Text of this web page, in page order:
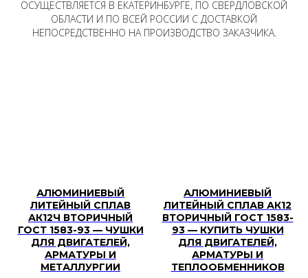
ОСУЩЕСТВЛЯЕТСЯ В ЕКАТЕРИНБУРГЕ, ПО СВЕРДЛОВСКОЙ
ОБЛАСТИ И ПО ВСЕЙ РОССИИ С ДОСТАВКОЙ
НЕПОСРЕДСТВЕННО НА ПРОИЗВОДСТВО ЗАКАЗЧИКА.
АЛЮМИНИЕВЫЙ
ЛИТЕЙНЫЙ СПЛАВ
АК12Ч ВТОРИЧНЫЙ
ГОСТ 1583-93 — ЧУШКИ
ДЛЯ ДВИГАТЕЛЕЙ,
АРМАТУРЫ И
МЕТАЛЛУРГИИ
АЛЮМИНИЕВЫЙ
ЛИТЕЙНЫЙ СПЛАВ АК12
ВТОРИЧНЫЙ ГОСТ 1583-
93 — КУПИТЬ ЧУШКИ
ДЛЯ ДВИГАТЕЛЕЙ,
АРМАТУРЫ И
ТЕПЛООБМЕННИКОВ